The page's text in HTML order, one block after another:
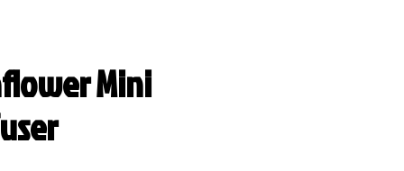
Mini